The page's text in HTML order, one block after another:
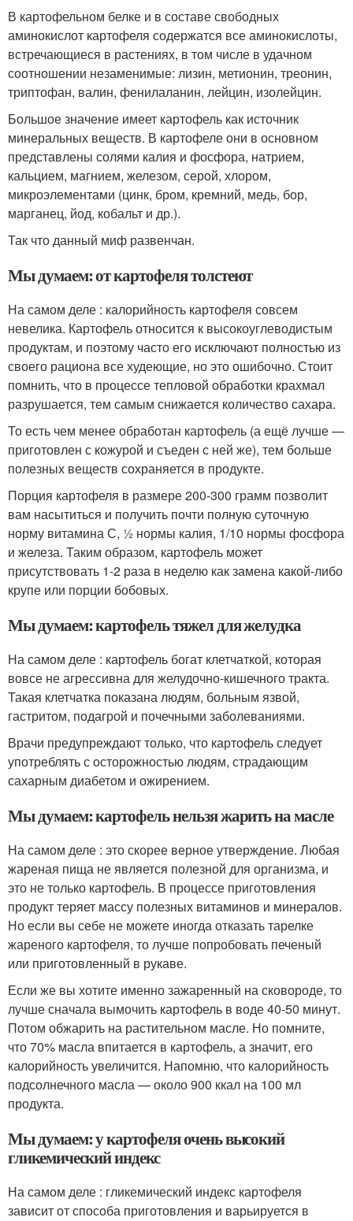
В картофельном белке и в составе свободных
аминокислот картофеля содержатся все аминокислоты,
встречающиеся в растениях, в том числе в удачном
соотношении незаменимые: лизин, метионин, треонин,
триптофан, валин, фенилаланин, лейцин, изолейцин.
Большое значение имеет картофель как источник
минеральных веществ. В картофеле они в основном
представлены солями калия и фосфора, натрием,
кальцием, магнием, железом, серой, хлором,
микроэлементами (цинк, бром, кремний, медь, бор,
марганец, йод, кобальт и др.).
Так что данный миф развенчан.
Мы думаем: от картофеля толстеют
На самом деле : калорийность картофеля совсем
невелика. Картофель относится к высокоуглеводистым
продуктам, и поэтому часто его исключают полностью из
своего рациона все худеющие, но это ошибочно. Стоит
помнить, что в процессе тепловой обработки крахмал
разрушается, тем самым снижается количество сахара.
То есть чем менее обработан картофель (а ещё лучше —
приготовлен с кожурой и съеден с ней же), тем больше
полезных веществ сохраняется в продукте.
Порция картофеля в размере 200-300 грамм позволит
вам насытиться и получить почти полную суточную
норму витамина С, ½ нормы калия, 1/10 нормы фосфора
и железа. Таким образом, картофель может
присутствовать 1-2 раза в неделю как замена какой-либо
крупе или порции бобовых.
Мы думаем: картофель тяжел для желудка
На самом деле : картофель богат клетчаткой, которая
вовсе не агрессивна для желудочно-кишечного тракта.
Такая клетчатка показана людям, больным язвой,
гастритом, подагрой и почечными заболеваниями.
Врачи предупреждают только, что картофель следует
употреблять с осторожностью людям, страдающим
сахарным диабетом и ожирением.
Мы думаем: картофель нельзя жарить на масле
На самом деле : это скорее верное утверждение. Любая
жареная пища не является полезной для организма, и
это не только картофель. В процессе приготовления
продукт теряет массу полезных витаминов и минералов.
Но если вы себе не можете иногда отказать тарелке
жареного картофеля, то лучше попробовать печеный
или приготовленный в рукаве.
Если же вы хотите именно зажаренный на сковороде, то
лучше сначала вымочить картофель в воде 40-50 минут.
Потом обжарить на растительном масле. Но помните,
что 70% масла впитается в картофель, а значит, его
калорийность увеличится. Напомню, что калорийность
подсолнечного масла — около 900 ккал на 100 мл
продукта.
Мы думаем: у картофеля очень высокий
гликемический индекс
На самом деле : гликемический индекс картофеля
зависит от способа приготовления и варьируется в